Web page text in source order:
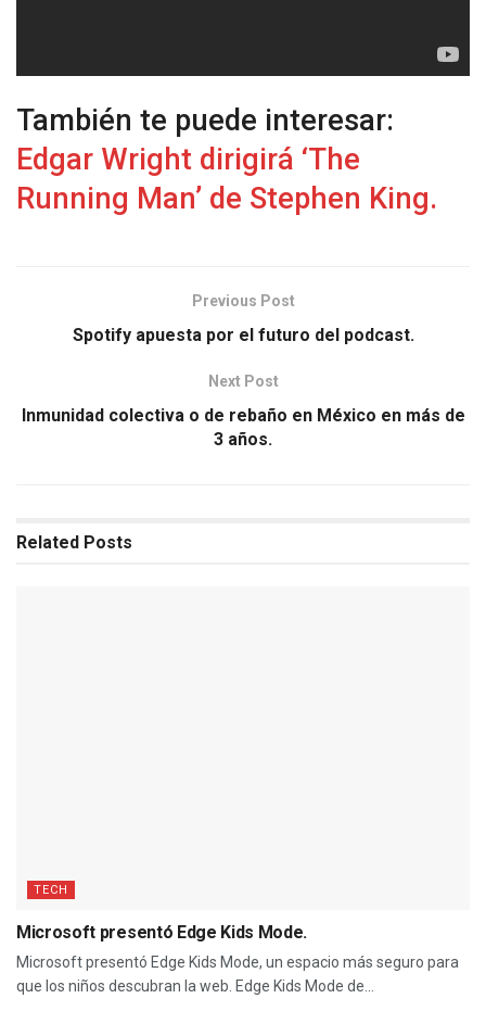
También te puede interesar:
Edgar Wright dirigirá ‘The
Running Man’ de Stephen King.
Previous Post
Spotify apuesta por el futuro del podcast.
Next Post
Inmunidad colectiva o de rebaño en México en más de
3 años.
Related Posts
TECH
Microsoft presentó Edge Kids Mode.
Microsoft presentó Edge Kids Mode, un espacio más seguro para
que los niños descubran la web. Edge Kids Mode de...